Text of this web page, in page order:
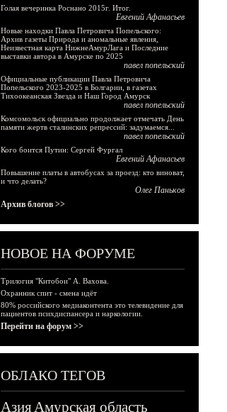
Голая вечеринка Роснано 2015г. Итог.
Евгений Афанасьев
Новые находки Павла Петровича Попельского:
Архив газеты Природа и аномальные явления,
Неизвестная карта НижнеАмурЛага и Последние
выставки автора в Амурске по 2025
павел попельский
Официальные публикации Павла Петровича
Попельского 2023-2025 в Болгарии, в газетах
Тихоокеанская Звезда и Наш Город Амурск
павел попельский
Комсомольск официально продолжает отмечать День
памяти жертв сталинских репрессий: задумаемся...
павел попельский
Кого боится Путин: Сергей Фургал
Евгений Афанасьев
Повышение платы в автобусах за проезд: кто виноват,
и что делать?
Олег Паньков
Архив блогов >>
НОВОЕ НА ФОРУМЕ
Трилогия "Китобои" А. Вахова.
Охранник спит - смена идёт
80% российского медиаконтента это телевидение для
пациентов психдиспансера и наркологии.
Перейти на форум >>
ОБЛАКО ТЕГОВ
АзияАмурская область